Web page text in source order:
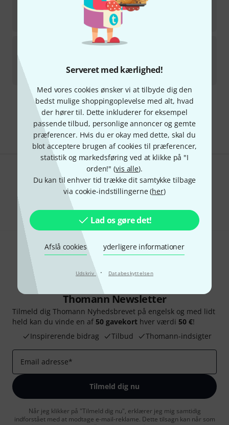
Serveret med kærlighed!
Med vores cookies ønsker vi at tilbyde dig den
bedst mulige shoppingoplevelse med alt, hvad
der hører til. Dette inkluderer for eksempel
passende tilbud, personlige annoncer og gemte
præferencer. Hvis du er okay med dette, skal du
blot acceptere brugen af cookies til præferencer,
statistik og markedsføring ved at klikke på "I
orden!" (vis alle).
Du kan til enhver tid trække dit samtykke tilbage
via cookie-indstillingerne (her)
Lad os gøre det!
Afslå cookies yderligere informationer
Udskriv · Databeskyttelsen
2
på lager
kr
BoomwhackersBW Backpack
Forventes på lager d. 2-5 dage
189 kr
Gratis levering fra 1.100 kr
Kan du lide det du ser?
Del
Thomann Newsletter
Tilmeld dig Thomann Nyhedsbrevet på engelsk og med lidt
held kan du vinde en af 50 gavekort hver værdi 50 €!
Inspirerende bidrag
Tilbud Thomann-indsigter
Email adresse*
Tilmeld dig nu
Når jeg klikker på "Tilmeld dig nu", erklærer jeg mig samtidig
indforstået med at modtage e-mail-reklame. Dette tilsagn kan når som